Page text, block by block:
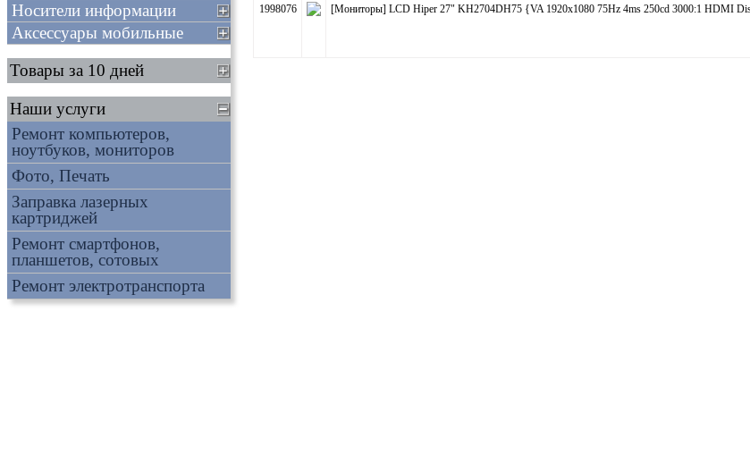
1998076 [Мониторы] LCD Hiper 27" KH2704DH75 {VA 1920x1080 75Hz 4ms 250cd 3000:1 HDMI
Носители информации
Аксессуары мобильные
Товары за 10 дней
Наши услуги
Ремонт компьютеров,
ноутбуков, мониторов
Фото, Печать
Заправка лазерных
картриджей
Ремонт смартфонов,
планшетов, сотовых
Ремонт электротранспорта